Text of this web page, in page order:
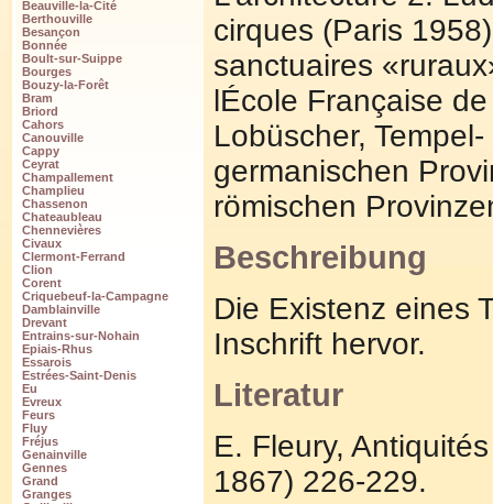
Beauville-la-Cité
Berthouville
Besançon
Bonnée
Boult-sur-Suippe
Bourges
Bouzy-la-Forêt
Bram
Briord
Cahors
Canouville
Cappy
Ceyrat
Champallement
Champlieu
Chassenon
Chateaubleau
Chennevières
Civaux
Clermont-Ferrand
Clion
Corent
Criquebeuf-la-Campagne
Damblainville
Drevant
Entrains-sur-Nohain
Epiais-Rhus
Essarois
Estrées-Saint-Denis
Eu
Evreux
Feurs
Fluy
Fréjus
Genainville
Gennes
Grand
Granges
cirques (Paris
sanctuaires
lÉcole Française
Lobüscher,
germanischen
römischen
Beschreibung
Die Existenz eines
Inschrift hervor.
Literatur
E. Fleury,
1867) 226-229.